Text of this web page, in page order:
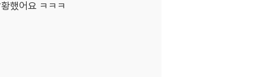
했어요 ㅋㅋㅋ